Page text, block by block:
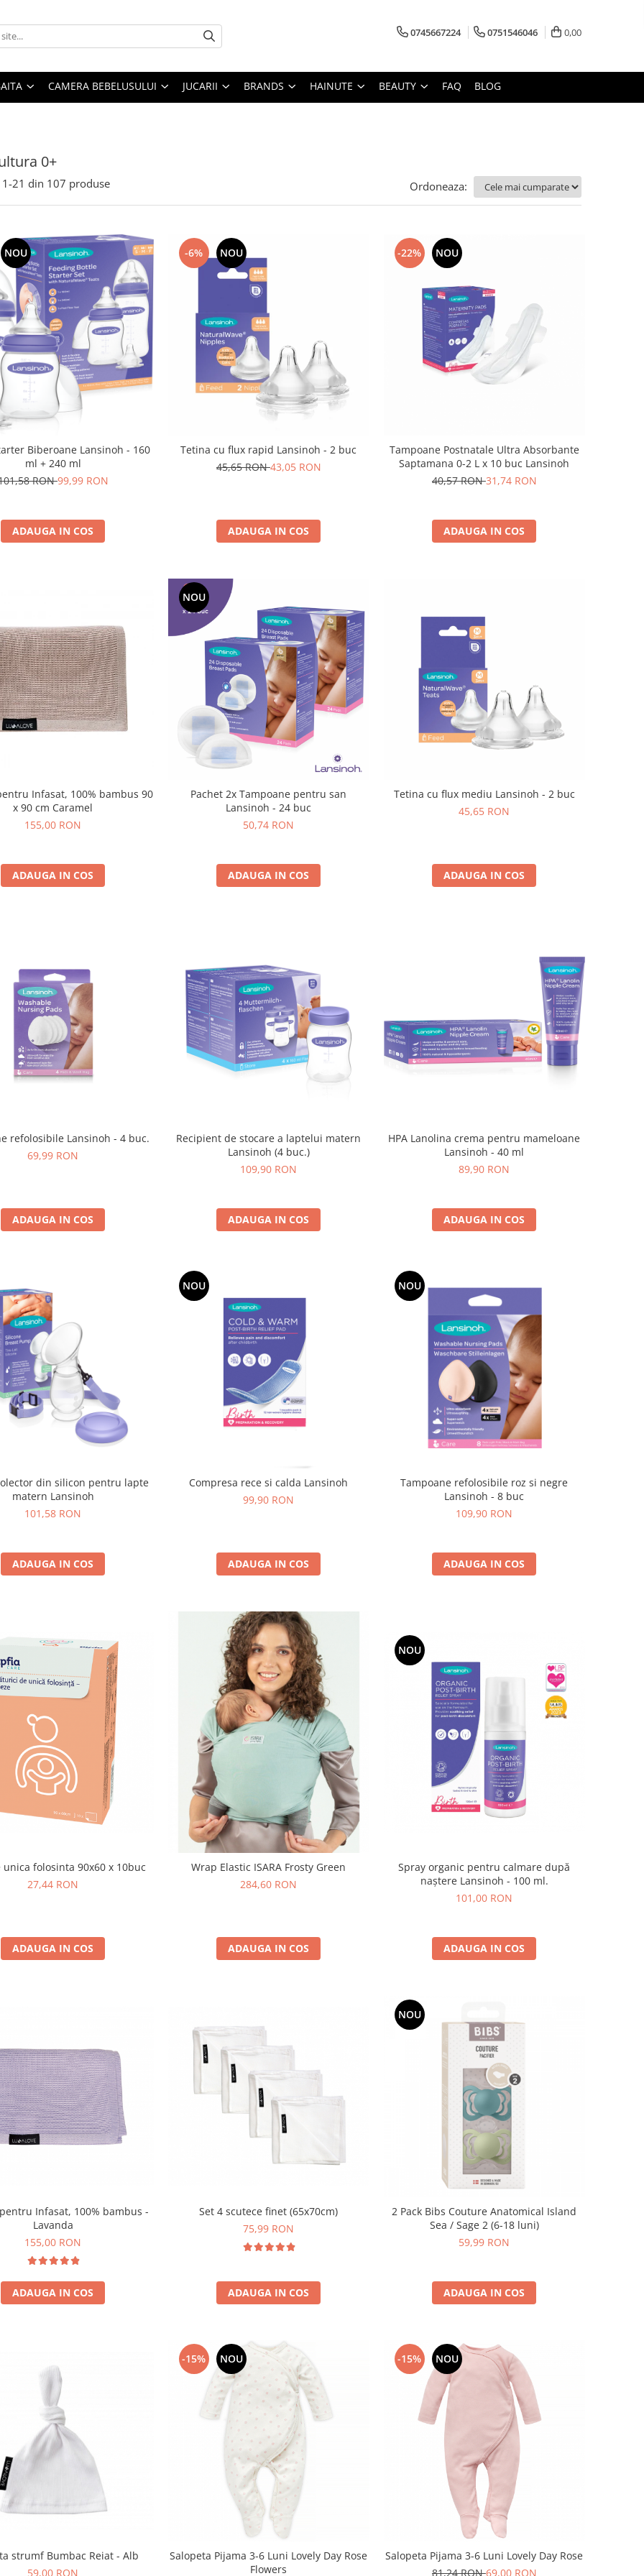
0745667224 0751546046 0,00
CAMERA BEBELUSULUI JUCARII BRANDS HAINUTE BEAUTY FAQ BLOG
0+
1-21 din 107 produse Ordoneaza:
NOU
Biberoane Lansinoh - 160
ml + 240 ml
RON99,99 RON
ADAUGA IN COS
-6% NOU
Tetina cu flux rapid Lansinoh - 2 buc
45,65 RON43,05 RON
ADAUGA IN COS
-22% NOU
Tampoane Postnatale Ultra Absorbante
Saptamana 0-2 L x 10 buc Lansinoh
40,57 RON31,74 RON
ADAUGA IN COS
x 90 cm Caramel
155,00 RON
ADAUGA IN COS
NOU
Pachet 2x Tampoane pentru san
Lansinoh - 24 buc
50,74 RON
ADAUGA IN COS
Tetina cu flux mediu Lansinoh - 2 buc
45,65 RON
ADAUGA IN COS
refolosibile Lansinoh - 4 buc.
69,99 RON
ADAUGA IN COS
Recipient de stocare a laptelui matern
Lansinoh (4 buc.)
109,90 RON
ADAUGA IN COS
HPA Lanolina crema pentru mameloane
Lansinoh - 40 ml
89,90 RON
ADAUGA IN COS
din silicon pentru lapte
matern Lansinoh
101,58 RON
ADAUGA IN COS
NOU
Compresa rece si calda Lansinoh
99,90 RON
ADAUGA IN COS
NOU
Tampoane refolosibile roz si negre
Lansinoh - 8 buc
109,90 RON
ADAUGA IN COS
unica folosinta 90x60 x 10buc
27,44 RON
ADAUGA IN COS
Wrap Elastic ISARA Frosty Green
284,60 RON
ADAUGA IN COS
NOU
Spray organic pentru calmare după
naștere Lansinoh - 100 ml.
101,00 RON
ADAUGA IN COS
Lavanda
155,00 RON
ADAUGA IN COS
Set 4 scutece finet (65x70cm)
75,99 RON
ADAUGA IN COS
NOU
2 Pack Bibs Couture Anatomical Island
Sea / Sage 2 (6-18 luni)
59,99 RON
ADAUGA IN COS
strumf Bumbac Reiat - Alb
59,00 RON
-15% NOU
Salopeta Pijama 3-6 Luni Lovely Day Rose
Flowers
-15% NOU
Salopeta Pijama 3-6 Luni Lovely Day Rose
81,24 RON69,00 RON